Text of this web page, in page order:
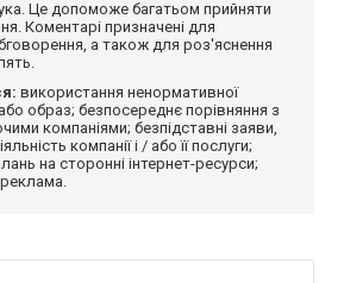
Це допоможе багатьом прийняти
Коментарі призначені для
а також для роз'яснення
використання ненормативної
образ; безпосереднє порівняння з
компаніями; безпідставні заяви,
компанії і / або її послуги;
на сторонні інтернет-ресурси;